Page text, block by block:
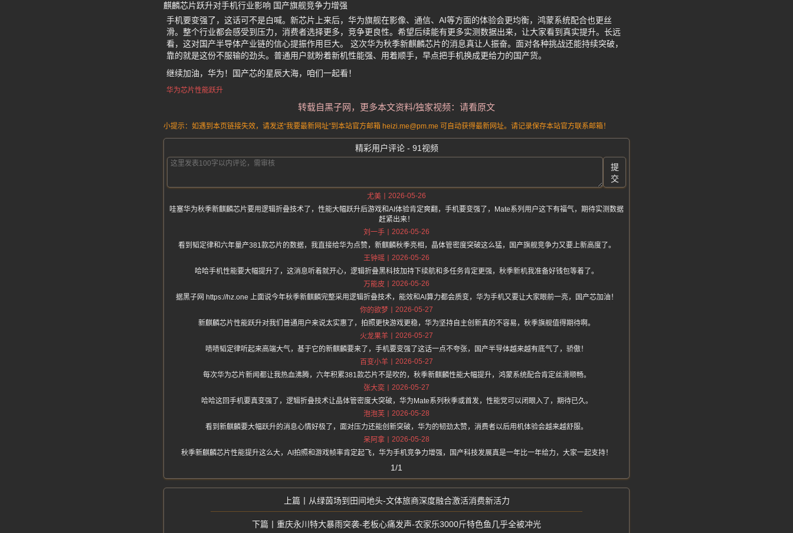
麒麟芯片跃升对手机行业影响 国产旗舰竞争力增强
手机要变强了，这话可不是白喊。新芯片上来后，华为旗舰在影像、通信、AI等方面的体验会更均衡，鸿蒙系统配合也更丝
滑。整个行业都会感受到压力，消费者选择更多，竞争更良性。希望后续能有更多实测数据出来，让大家看到真实提升。长远
看，这对国产半导体产业链的信心提振作用巨大。 这次华为秋季新麒麟芯片的消息真让人振奋。面对各种挑战还能持续突破，
靠的就是这份不服输的劲头。普通用户就盼着新机性能强、用着顺手，早点把手机换成更给力的国产货。
继续加油，华为！国产芯的星辰大海，咱们一起看！
华为芯片性能跃升
转载自黑子网，更多本文资料/独家视频：请看原文
小提示：如遇到本页链接失效，请发送“我要最新网址”到本站官方邮箱 heizi.me@pm.me 可自动获得最新网址。请记录保存本站官方联系邮箱！
精彩用户评论 - 91视频
提
交
尤美
2026-05-26
哇塞华为秋季新麒麟芯片要用逻辑折叠技术了，性能大幅跃升后游戏和AI体验肯定爽翻，手机要变强了，Mate系列用户这下有福气，期待实测数据
赶紧出来！
刘一手
2026-05-26
看到韬定律和六年量产381款芯片的数据，我直接给华为点赞，新麒麟秋季亮相，晶体管密度突破这么猛，国产旗舰竞争力又要上新高度了。
王钟瑶
2026-05-26
哈哈手机性能要大幅提升了，这消息听着就开心，逻辑折叠黑科技加持下续航和多任务肯定更强，秋季新机我准备好钱包等着了。
万能皮
2026-05-26
据黑子网 https://hz.one 上面说今年秋季新麒麟完整采用逻辑折叠技术，能效和AI算力都会质变，华为手机又要让大家眼前一亮，国产芯加油！
你的欲梦
2026-05-27
新麒麟芯片性能跃升对我们普通用户来说太实惠了，拍照更快游戏更稳，华为坚持自主创新真的不容易，秋季旗舰值得期待啊。
火龙果羊
2026-05-27
啧啧韬定律听起来高端大气，基于它的新麒麟要来了，手机要变强了这话一点不夸张，国产半导体越来越有底气了，骄傲！
百变小羊
2026-05-27
每次华为芯片新闻都让我热血沸腾，六年积累381款芯片不是吹的，秋季新麒麟性能大幅提升，鸿蒙系统配合肯定丝滑顺畅。
张大奕
2026-05-27
哈哈这回手机要真变强了，逻辑折叠技术让晶体管密度大突破，华为Mate系列秋季或首发，性能党可以闭眼入了，期待已久。
泡泡芙
2026-05-28
看到新麒麟要大幅跃升的消息心情好极了，面对压力还能创新突破，华为的韧劲太赞，消费者以后用机体验会越来越舒服。
呆阿拿
2026-05-28
秋季新麒麟芯片性能提升这么大，AI拍照和游戏帧率肯定起飞，华为手机竞争力增强，国产科技发展真是一年比一年给力，大家一起支持！
1/1
从绿茵场到田间地头-文体旅商深度融合激活消费新活力
重庆永川特大暴雨突袭-老板心痛发声-农家乐3000斤特色鱼几乎全被冲光